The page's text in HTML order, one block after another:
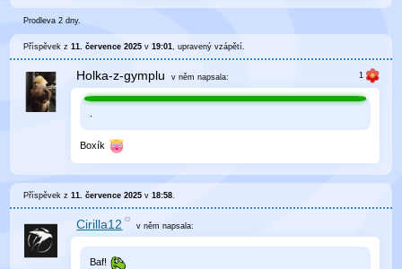
Prodleva 2 dny.
Příspěvek z11. července 2025 v19:01, upravenývzápětí.
Holka-z-gymplu v něm napsala:
Boxík
Příspěvek z11. července 2025 v18:58.
Cirilla12 v němnapsala:
Baf!